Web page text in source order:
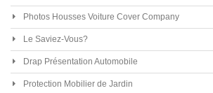
Photos Housses Voiture Cover Company
Le Saviez-Vous?
Drap Présentation Automobile
Protection Mobilier de Jardin